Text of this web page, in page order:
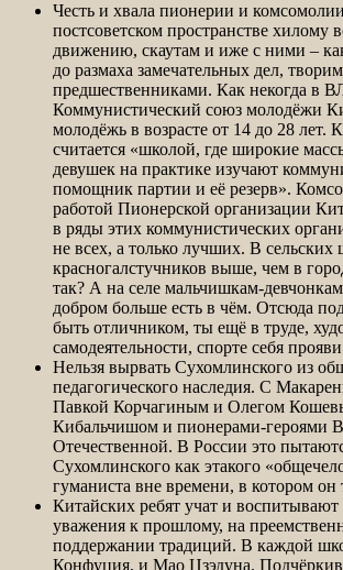
Честь и хвала пионерии и
постсоветском пространстве хилому
движению, скаутам и иже с ними –
до размаха замечательных дел,
предшественниками. Как некогда в
Коммунистический союз молодёжи
молодёжь в возрасте от 14 до 28
считается «школой, где широкие
девушек на практике изучают
помощник партии и её резерв».
работой Пионерской организации
в ряды этих коммунистических
не всех, а только лучших. В сельских
красногалстучников выше, чем в
так? А на селе мальчишкам-
добром больше есть в чём. Отсюда
быть отличником, ты ещё в труде,
самодеятельности, спорте себя
Нельзя вырвать Сухомлинского из
педагогического наследия. С
Павкой Корчагиным и Олегом
Кибальчишом и пионерами-героями
Отечественной. В России это
Сухомлинского как этакого
гуманиста вне времени, в котором он
Китайских ребят учат и воспитывают
уважения к прошлому, на
поддержании традиций. В каждой
Конфуция, и Мао Цзэдуна.